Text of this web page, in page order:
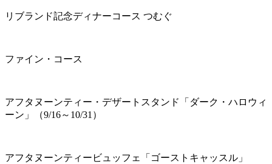
リブランド記念ディナーコース つむぐ
ファイン・コース
アフタヌーンティー・デザートスタンド「ダーク・ハロウィ
ーン」（9/16～10/31）
アフタヌーンティービュッフェ「ゴーストキャッスル」